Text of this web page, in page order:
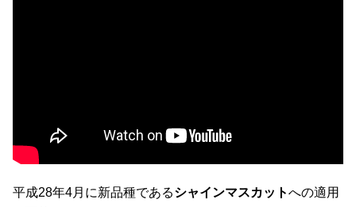
平成28年4月に新品種であるシャインマスカットへの適用